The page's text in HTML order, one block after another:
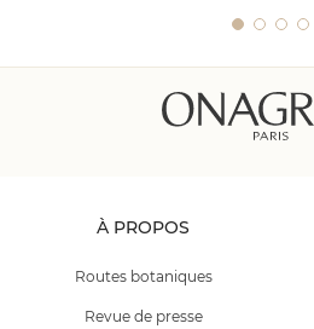
À PROPOS
Routes botaniques
Revue de presse